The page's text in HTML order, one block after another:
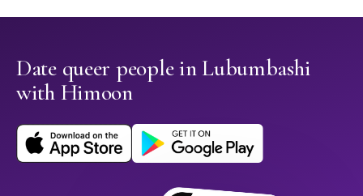
Date queer people in Lubumbashi
with Himoon